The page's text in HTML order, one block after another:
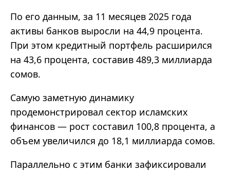
По его данным, за 11 месяцев 2025 года
активы банков выросли на 44,9 процента.
При этом кредитный портфель расширился
на 43,6 процента, составив 489,3 миллиарда
сомов.
Самую заметную динамику
продемонстрировал сектор исламских
финансов — рост составил 100,8 процента, а
объем увеличился до 18,1 миллиарда сомов.
Параллельно с этим банки зафиксировали